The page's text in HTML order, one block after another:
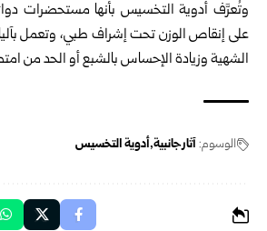
وتُعرَّف أدوية التخسيس بأنها مستحضرات
على إنقاص الوزن تحت إشراف طبي، وتعمل
الشهية وزيادة الإحساس بالشبع أو الحد من
الوسوم: آثار جانبية أدوية التخسيس